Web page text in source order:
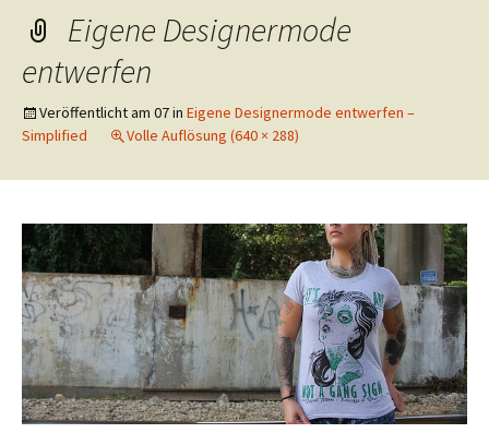
Eigene Designermode
entwerfen
Veröffentlicht am 07in Eigene Designermode entwerfen –
Simplified
Volle Auflösung (640 × 288)